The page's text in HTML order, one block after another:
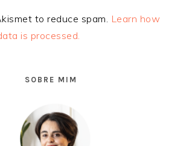
to reduce spam. Learn how
is processed.
SOBRE MIM